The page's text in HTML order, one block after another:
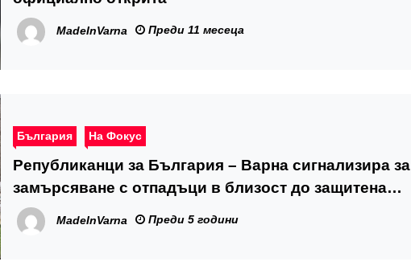
MadeInVarna Преди 11 месеца
България На Фокус
Републиканци за България – Варна сигнализира за
замърсяване с отпадъци в близост до защитена
територия
MadeInVarna Преди 5 години